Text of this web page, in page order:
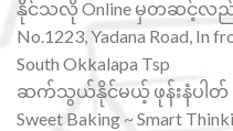
နိုင်သလို Online မှတဆင့်လည်
No.1223, Yadana Road, In
South Okkalapa Tsp
ဆက်သွယ်နိုင်မယ့် ဖုန်းနံပါတ် –
Sweet Baking ~ Smart